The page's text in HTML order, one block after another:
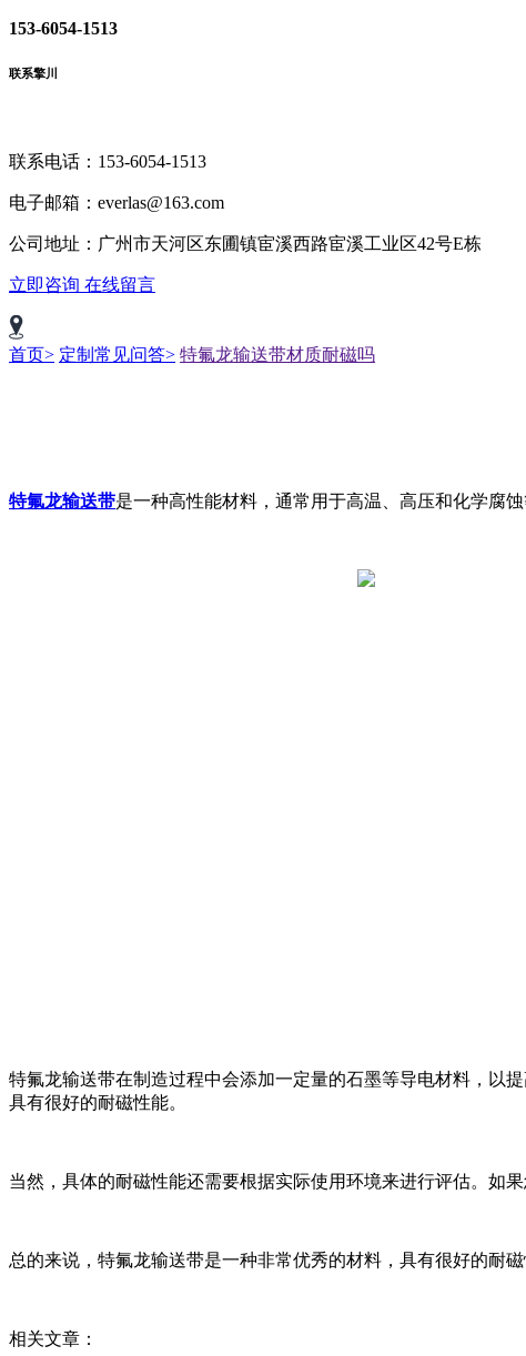
153-6054-1513
联系擎川
联系电话：153-6054-1513
电子邮箱：everlas@163.com
公司地址：广州市天河区东圃镇宦溪西路宦溪工业区42号E栋
立即咨询 在线留言
首页> 定制常见问答> 特氟龙输送带材质耐磁吗
特氟龙输送带是一种高性能材料，通常用于高温、高压和化学腐
特氟龙输送带在制造过程中会添加一定量的石墨等导电材料，以
具有很好的耐磁性能。
当然，具体的耐磁性能还需要根据实际使用环境来进行评估。如
总的来说，特氟龙输送带是一种非常优秀的材料，具有很好的耐
相关文章：